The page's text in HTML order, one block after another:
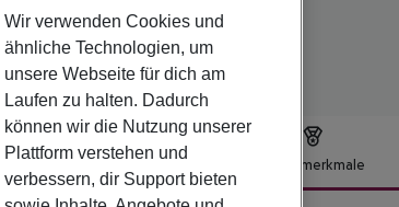
Hotelbeschreibung Hotelmerkmale
Wir verwenden Cookies und
ähnliche Technologien, um
unsere Webseite für dich am
Laufen zu halten. Dadurch
können wir die Nutzung unserer
Plattform verstehen und
verbessern, dir Support bieten